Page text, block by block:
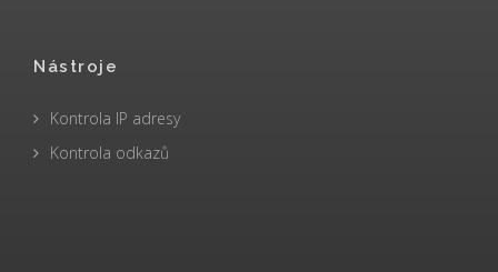
Nástroje
Kontrola IP adresy
Kontrola odkazů